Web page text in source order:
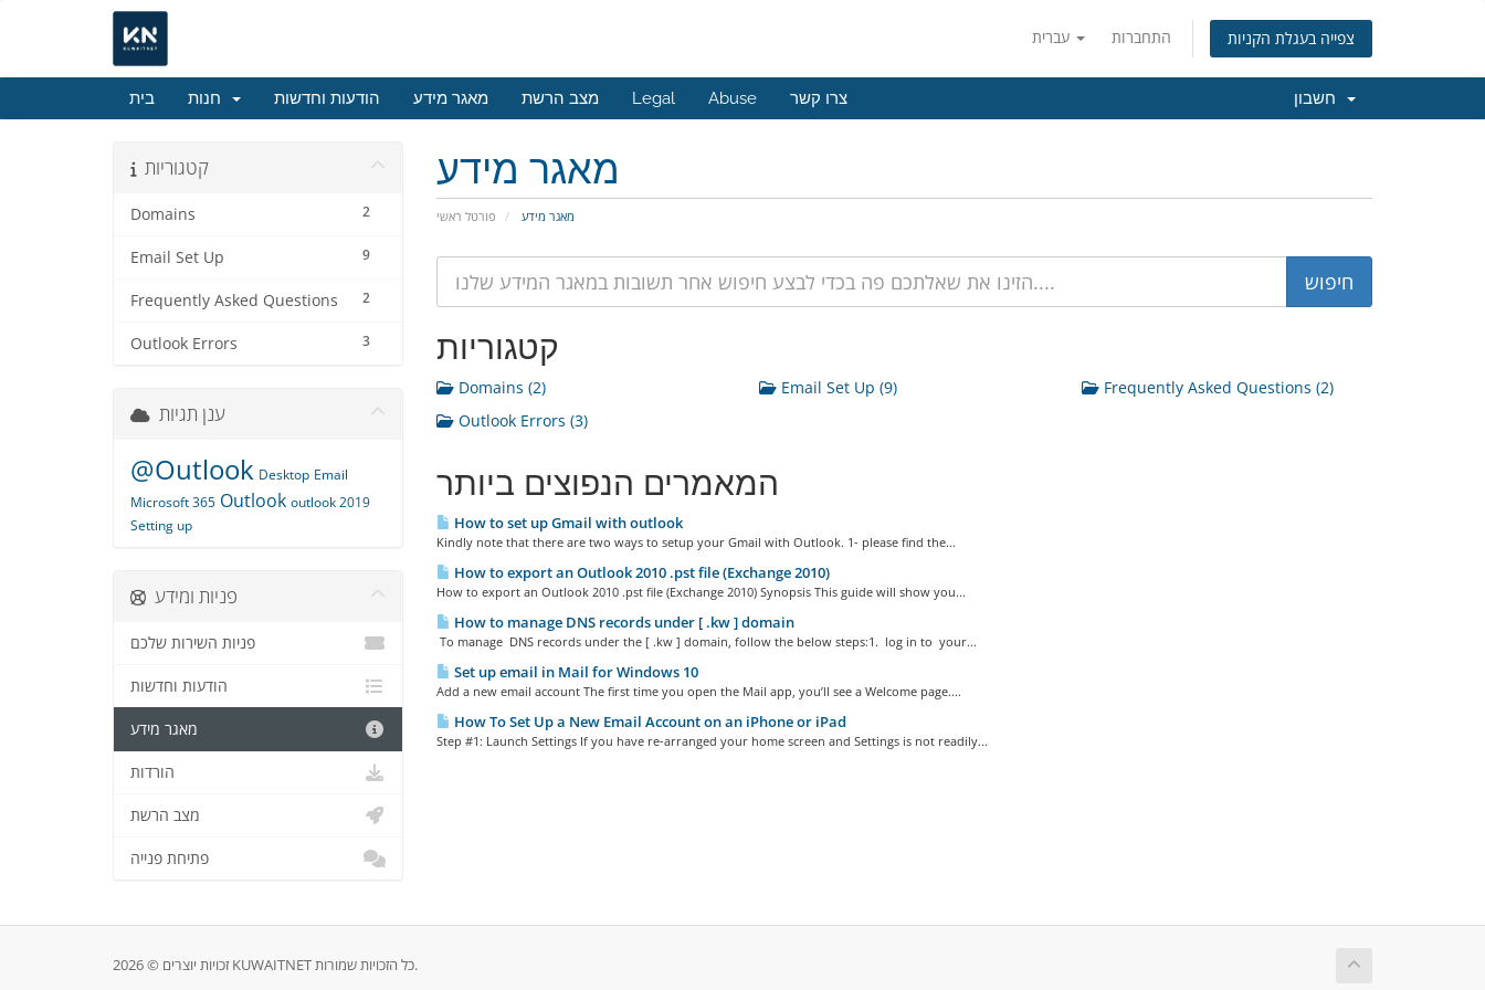
התחברות צפייה בעגלת הקניות
בית הודעות וחדשות מאגר מידע מצב הרשת Legal Abuse צרו קשר
מאגר מידע
פורטל ראשי מאגר מידע
קטגוריות
2
Domains
9
Email Set Up
2
Frequently Asked Questions
3
Outlook Errors קטגוריות
Domains (2) Email Set Up (9)
Frequently Asked Questions (2)
Outlook Errors (3)
המאמרים הנפוצים ביותר
How to set up Gmail with outlook
Kindly note that there are two ways to setup your Gmail with Outlook. 1- please find the...
How to export an Outlook 2010 .pst file (Exchange 2010)
How to export an Outlook 2010 .pst file (Exchange 2010) Synopsis This guide will show you...
How to manage DNS records under [ .kw ] domain
To manage DNS records under the [ .kw ] domain, follow the below steps:1. log in to your...
Set up email in Mail for Windows 10
Add a new email account The first time you open the Mail app, you’ll see a Welcome page....
How To Set Up a New Email Account on an iPhone or iPad
Step #1: Launch Settings If you have re-arranged your home screen and Settings is not readily...
ענן תגיות
@Outlook Desktop Email
Microsoft 365 Outlook outlook 2019
Setting up
פניות ומידע
פניות השירות שלכם
הודעות וחדשות
מאגר מידע
הורדות
מצב הרשת
פתיחת פנייה
זכויות יוצרים © 2026 KUWAITNET כל הזכויות שמורות.